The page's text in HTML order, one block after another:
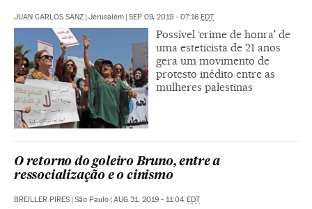
JUAN CARLOS SANZ | Jerusalém | SEP 09, 2019 - 07:16 EDT
Possível ‘crime de honra' de
uma esteticista de 21 anos
gera um movimento de
protesto inédito entre as
mulheres palestinas
O retorno do goleiro Bruno, entre a
ressocialização e o cinismo
BREILLER PIRES | São Paulo | AUG 31, 2019 - 11:04 EDT